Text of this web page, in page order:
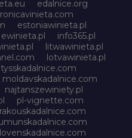
edalnice.org
estoniawinieta.pl
ewinieta.pl
info365.pl
litwawinieta.pl
lotvawinieta.pl
moldavskadalnice.com
najtanszewiniety.pl
pl-vignette.com
rakouskadalnice.com